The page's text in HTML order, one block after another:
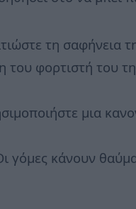
τη σαφήνεια
φορτιστή του
μια
γόμες κάνουν